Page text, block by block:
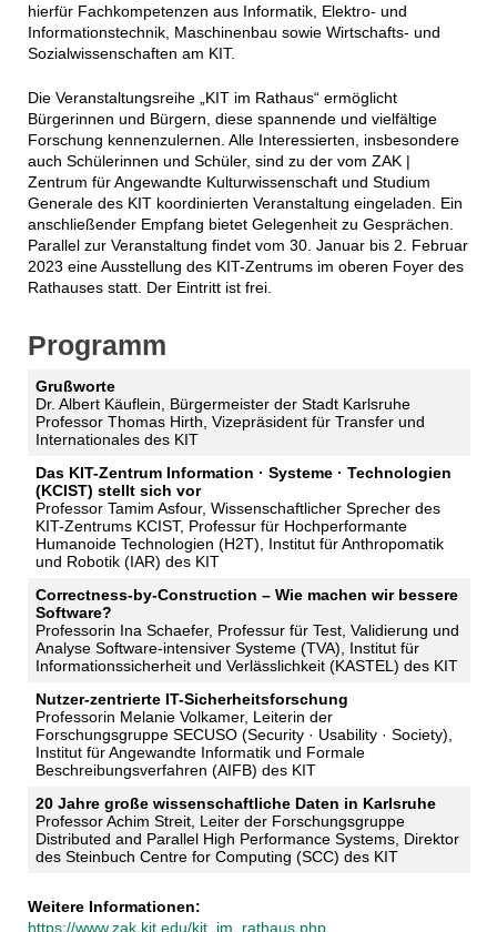
hierfür Fachkompetenzen aus Informatik, Elektro- und
Informationstechnik, Maschinenbau sowie Wirtschafts- und
Sozialwissenschaften am KIT.
Die Veranstaltungsreihe „KIT im Rathaus“ ermöglicht
Bürgerinnen und Bürgern, diese spannende und vielfältige
Forschung kennenzulernen. Alle Interessierten, insbesondere
auch Schülerinnen und Schüler, sind zu der vom ZAK |
Zentrum für Angewandte Kulturwissenschaft und Studium
Generale des KIT koordinierten Veranstaltung eingeladen. Ein
anschließender Empfang bietet Gelegenheit zu Gesprächen.
Parallel zur Veranstaltung findet vom 30. Januar bis 2. Februar
2023 eine Ausstellung des KIT-Zentrums im oberen Foyer des
Rathauses statt. Der Eintritt ist frei.
Programm
Grußworte
Dr. Albert Käuflein, Bürgermeister der Stadt Karlsruhe
Professor Thomas Hirth, Vizepräsident für Transfer und
Internationales des KIT
Das KIT-Zentrum Information · Systeme · Technologien
(KCIST) stellt sich vor
Professor Tamim Asfour, Wissenschaftlicher Sprecher des
KIT-Zentrums KCIST, Professur für Hochperformante
Humanoide Technologien (H2T), Institut für Anthropomatik
und Robotik (IAR) des KIT
Correctness-by-Construction – Wie machen wir bessere
Software?
Professorin Ina Schaefer, Professur für Test, Validierung und
Analyse Software-intensiver Systeme (TVA), Institut für
Informationssicherheit und Verlässlichkeit (KASTEL) des KIT
Nutzer-zentrierte IT-Sicherheitsforschung
Professorin Melanie Volkamer, Leiterin der
Forschungsgruppe SECUSO (Security · Usability · Society),
Institut für Angewandte Informatik und Formale
Beschreibungsverfahren (AIFB) des KIT
20 Jahre große wissenschaftliche Daten in Karlsruhe
Professor Achim Streit, Leiter der Forschungsgruppe
Distributed and Parallel High Performance Systems, Direktor
des Steinbuch Centre for Computing (SCC) des KIT
Weitere Informationen:
https://www.zak.kit.edu/kit_im_rathaus.php